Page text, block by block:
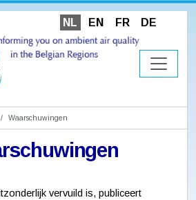
NL EN FR DE
Waarschuwingen
vervuild is, publiceert